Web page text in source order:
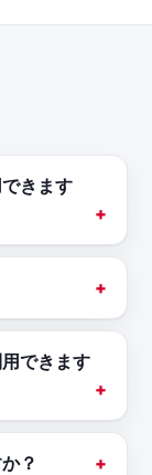
きます
できます
？